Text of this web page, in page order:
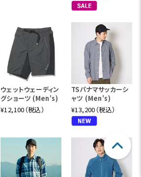
ウェットウェーディン
グショーツ (Men's)
¥12,100（税込）
TSパナマサッカーシ
ャツ (Men's)
¥13,200（税込）